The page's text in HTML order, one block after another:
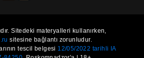
Sitedeki materyalleri kullanırken,
sitesine bağlantı zorunludur.
tescil belgesi 12/05/2022 tarihli IA